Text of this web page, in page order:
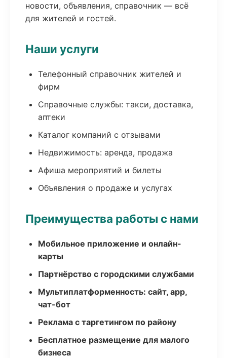
новости, объявления, справочник — всё
для жителей и гостей.
Наши услуги
Телефонный справочник жителей и
фирм
Справочные службы: такси, доставка,
аптеки
Каталог компаний с отзывами
Недвижимость: аренда, продажа
Афиша мероприятий и билеты
Объявления о продаже и услугах
Преимущества работы с нами
Мобильное приложение и онлайн-
карты
Партнёрство с городскими службами
Мультиплатформенность: сайт, app,
чат-бот
Реклама с таргетингом по району
Бесплатное размещение для малого
бизнеса